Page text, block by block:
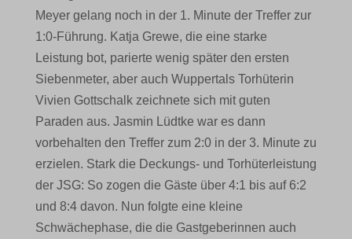
Meyer gelang noch in der 1. Minute der Treffer zur
1:0-Führung. Katja Grewe, die eine starke
Leistung bot, parierte wenig später den ersten
Siebenmeter, aber auch Wuppertals Torhüterin
Vivien Gottschalk zeichnete sich mit guten
Paraden aus. Jasmin Lüdtke war es dann
vorbehalten den Treffer zum 2:0 in der 3. Minute zu
erzielen. Stark die Deckungs- und Torhüterleistung
der JSG: So zogen die Gäste über 4:1 bis auf 6:2
und 8:4 davon. Nun folgte eine kleine
Schwächephase, die die Gastgeberinnen auch